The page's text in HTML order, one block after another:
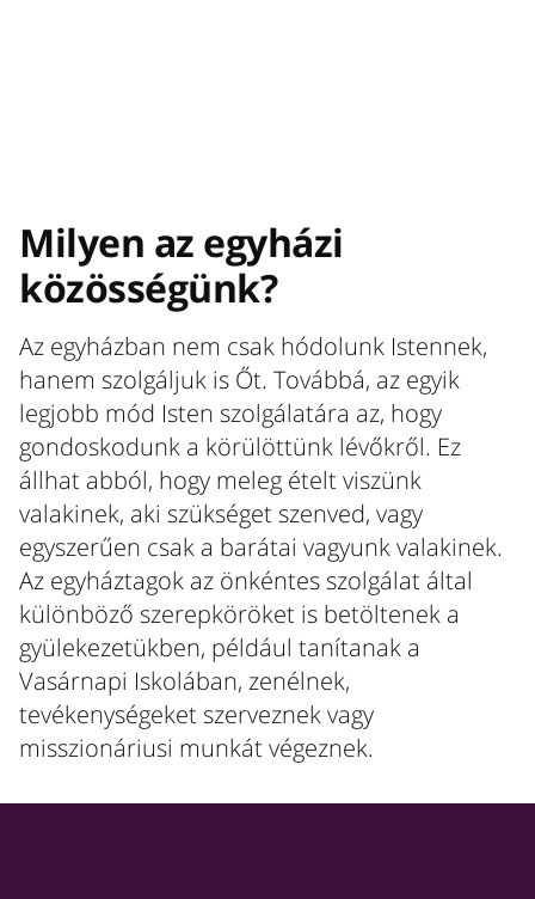
Milyen az egyházi
közösségünk?
Az egyházban nem csak hódolunk Istennek,
hanem szolgáljuk is Őt. Továbbá, az egyik
legjobb mód Isten szolgálatára az, hogy
gondoskodunk a körülöttünk lévőkről. Ez
állhat abból, hogy meleg ételt viszünk
valakinek, aki szükséget szenved, vagy
egyszerűen csak a barátai vagyunk valakinek.
Az egyháztagok az önkéntes szolgálat által
különböző szerepköröket is betöltenek a
gyülekezetükben, például tanítanak a
Vasárnapi Iskolában, zenélnek,
tevékenységeket szerveznek vagy
misszionáriusi munkát végeznek.